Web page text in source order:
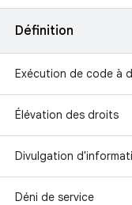
Définition
Exécution de code à
Élévation des droits
Divulgation
Déni de service